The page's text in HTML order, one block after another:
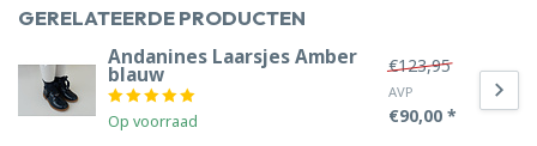
GERELATEERDE PRODUCTEN
Andanines Laarsjes Amber
blauw
Op voorraad
€123,95
AVP
€90,00 *